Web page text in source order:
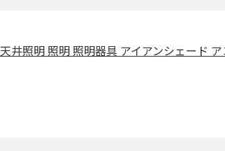
照明 照明 照明器具 アイアンシェード